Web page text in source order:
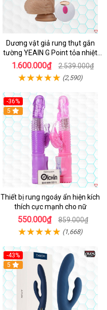
Dương vật giả rung thụt gắn
tường YEAIN G Point tỏa nhiệt
điều khiển từ xa
1.600.000₫ 2.539.000₫
(2,590)
-36%
Hot
5
Thiết bị rung ngoáy ẩn hiện kích
thích cực mạnh cho nữ
550.000₫ 859.000₫
(1,668)
-43%
Hot
5